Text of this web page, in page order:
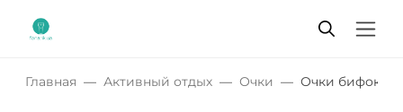
Главная Активный отдых Очки Очки